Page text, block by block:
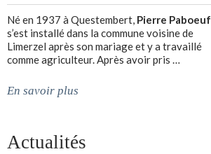
Né en 1937 à Questembert, Pierre Paboeuf
s’est installé dans la commune voisine de
Limerzel après son mariage et y a travaillé
comme agriculteur. Après avoir pris …
En savoir plus
Actualités